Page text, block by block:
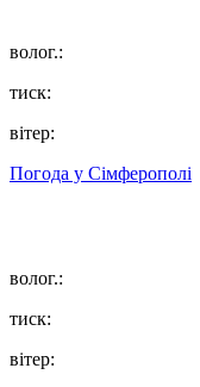
волог.:
тиск:
вітер:
Погода у Сімферополі
волог.:
тиск:
вітер: